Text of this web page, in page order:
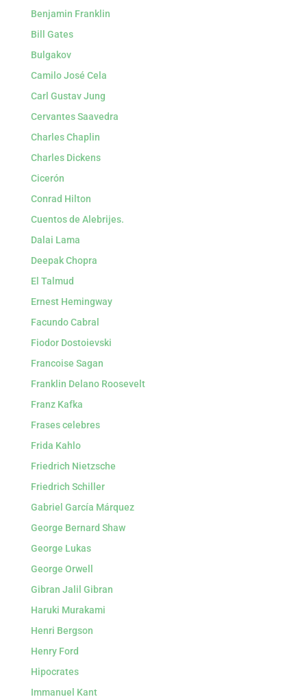
Benjamin Franklin
Bill Gates
Bulgakov
Camilo José Cela
Carl Gustav Jung
Cervantes Saavedra
Charles Chaplin
Charles Dickens
Cicerón
Conrad Hilton
Cuentos de Alebrijes.
Dalai Lama
Deepak Chopra
El Talmud
Ernest Hemingway
Facundo Cabral
Fiodor Dostoievski
Francoise Sagan
Franklin Delano Roosevelt
Franz Kafka
Frases celebres
Frida Kahlo
Friedrich Nietzsche
Friedrich Schiller
Gabriel García Márquez
George Bernard Shaw
George Lukas
George Orwell
Gibran Jalil Gibran
Haruki Murakami
Henri Bergson
Henry Ford
Hipocrates
Immanuel Kant